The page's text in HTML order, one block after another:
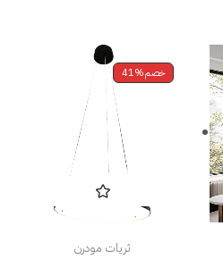
خصم41%
ثريات مودرن